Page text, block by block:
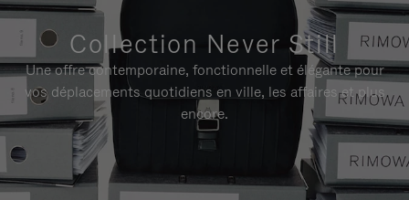
Collection Never Still
Une offre contemporaine, fonctionnelle et élégante pour
vos déplacements quotidiens en ville, les affaires et plus
encore.